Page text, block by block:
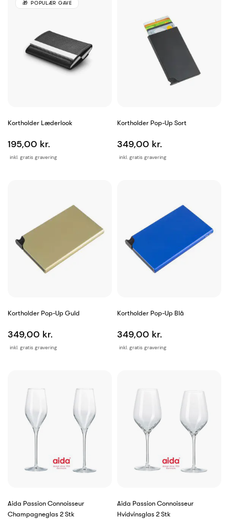
Kortholder Læderlook
inkl. gratis gravering
195,00 kr.
POPULÆR GAVE
Kortholder Pop-Up Sort
inkl. gratis gravering
349,00 kr.
Kortholder Pop-Up Guld
inkl. gratis gravering
349,00 kr.
Kortholder Pop-Up Blå
inkl. gratis gravering
349,00 kr.
Aida Passion Connoisseur
Champagneglas 2 Stk
Aida Passion Connoisseur
Hvidvinsglas 2 Stk